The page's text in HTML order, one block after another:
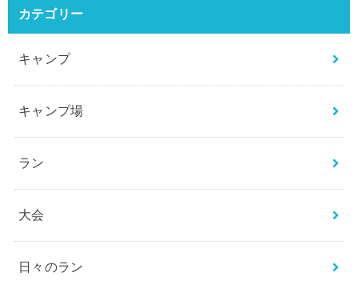
カテゴリー
キャンプ
キャンプ場
ラン
大会
日々のラン